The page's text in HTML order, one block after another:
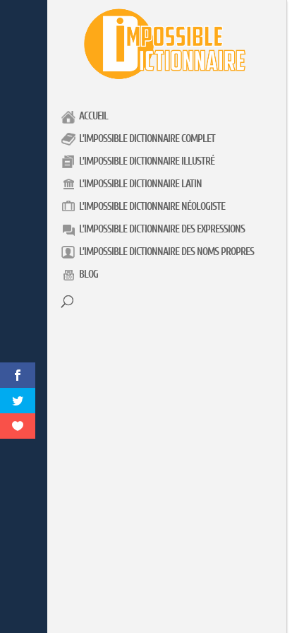
ACCUEIL
L’IMPOSSIBLE DICTIONNAIRE COMPLET
L’IMPOSSIBLE DICTIONNAIRE ILLUSTRÉ
L’IMPOSSIBLE DICTIONNAIRE LATIN
L’IMPOSSIBLE DICTIONNAIRE NÉOLOGISTE
L’IMPOSSIBLE DICTIONNAIRE DES EXPRESSIONS
L’IMPOSSIBLE DICTIONNAIRE DES NOMS PROPRES
BLOG